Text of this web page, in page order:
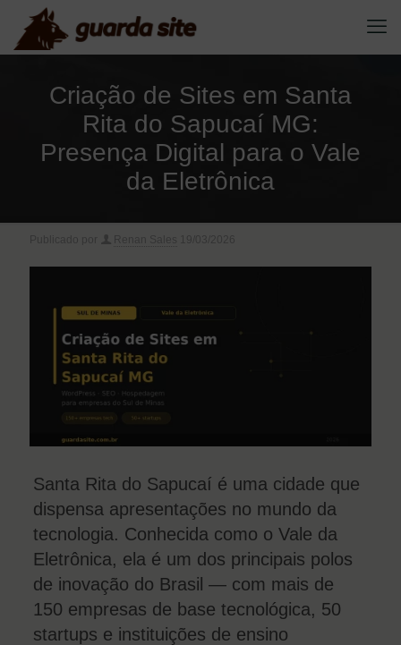
Criação de Sites em Santa
Rita do Sapucaí MG:
Presença Digital para o Vale
da Eletrônica
Santa Rita do Sapucaí é uma cidade que
dispensa apresentações no mundo da
tecnologia. Conhecida como o Vale da
Eletrônica, ela é um dos principais polos
de inovação do Brasil — com mais de
150 empresas de base tecnológica, 50
startups e instituições de ensino